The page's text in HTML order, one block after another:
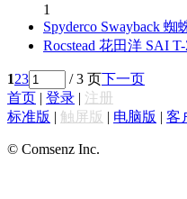
1
Spyderco Swayback 蜘
Rocstead 花田洋 SAI
123 / 3 页下一页
首页 | 登录 | 注册
标准版 | 触屏版 | 电脑版 | 客
© Comsenz Inc.